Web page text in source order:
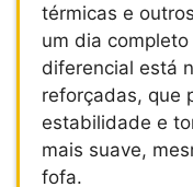
térmicas e
um dia
diferencial está
reforçadas, que
estabilidade e
mais suave,
fofa.